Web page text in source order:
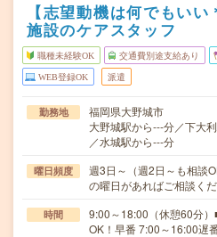
【志望動機は何でもいい
施設のケアスタッフ
職種未経験OK 交通費別途支給あり
WEB登録OK 派遣
勤務地
福岡県大野城市
大野城駅から---分／下大
／水城駅から---分
曜日頻度
週3日～（週2日～も相談
の曜日があればご相談くだ
時間
9:00～18:00（休憩60分
OK！早番 7:00～16:00遅